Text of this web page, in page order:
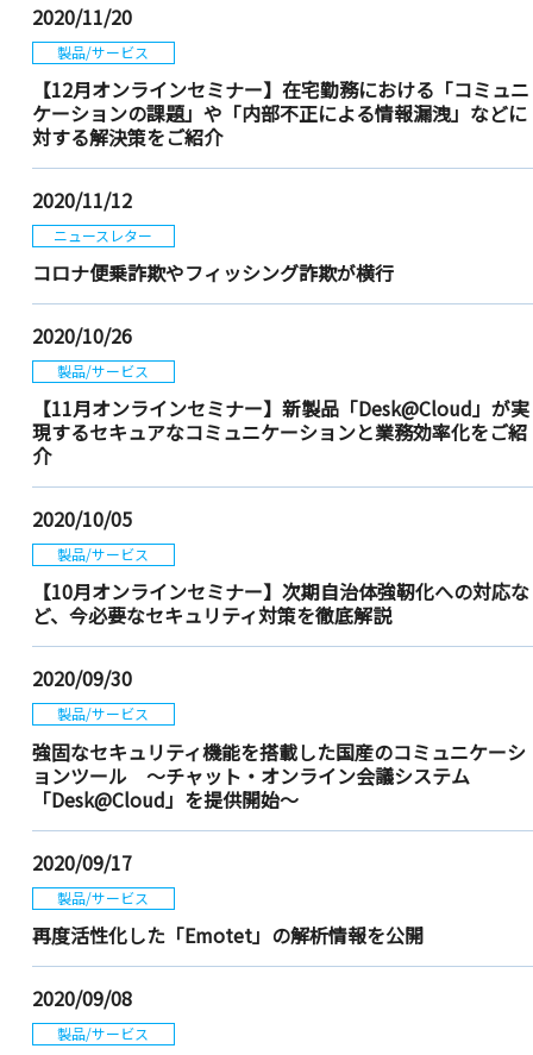
2020/11/20
製品/サービス
【12月オンラインセミナー】在宅勤務における「コミュニ
ケーションの課題」や「内部不正による情報漏洩」などに
対する解決策をご紹介
2020/11/12
ニュースレター
コロナ便乗詐欺やフィッシング詐欺が横行
2020/10/26
製品/サービス
【11月オンラインセミナー】新製品「Desk@Cloud」が実
現するセキュアなコミュニケーションと業務効率化をご紹
介
2020/10/05
製品/サービス
【10月オンラインセミナー】次期自治体強靭化への対応な
ど、今必要なセキュリティ対策を徹底解説
2020/09/30
製品/サービス
強固なセキュリティ機能を搭載した国産のコミュニケーシ
ョンツール ～チャット・オンライン会議システム
「Desk@Cloud」を提供開始～
2020/09/17
製品/サービス
再度活性化した「Emotet」の解析情報を公開
2020/09/08
製品/サービス